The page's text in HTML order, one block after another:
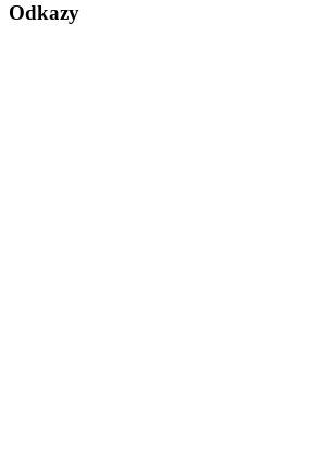
Odkazy